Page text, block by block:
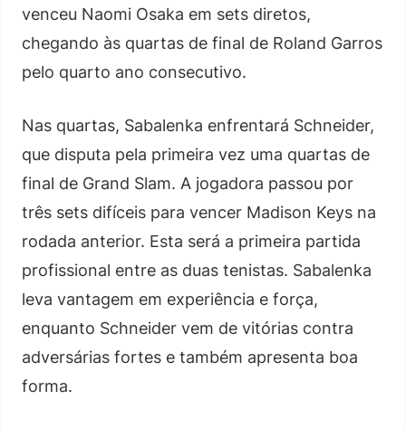
venceu Naomi Osaka em sets diretos,
chegando às quartas de final de Roland Garros
pelo quarto ano consecutivo.
Nas quartas, Sabalenka enfrentará Schneider,
que disputa pela primeira vez uma quartas de
final de Grand Slam. A jogadora passou por
três sets difíceis para vencer Madison Keys na
rodada anterior. Esta será a primeira partida
profissional entre as duas tenistas. Sabalenka
leva vantagem em experiência e força,
enquanto Schneider vem de vitórias contra
adversárias fortes e também apresenta boa
forma.